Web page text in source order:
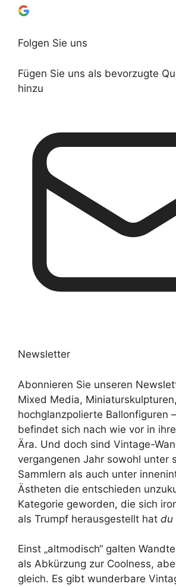
Folgen Sie uns
Fügen Sie uns als bevorzugte
hinzu
Newsletter
Abonnieren Sie unseren
Mixed Media,
hochglanzpolierte Ballonfiguren
befindet sich nach wie vor in
Ära. Und doch sind Vintage-
vergangenen Jahr sowohl unter
Sammlern als auch unter
Ästheten die entschieden
Kategorie geworden, die sich
als Trumpf herausgestellt hat du
Einst „altmodisch“ galten
als Abkürzung zur Coolness,
gleich. Es gibt wunderbare